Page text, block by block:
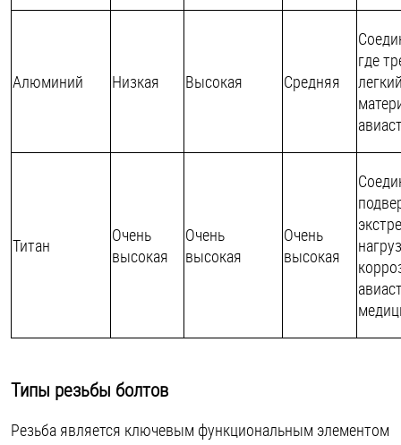
Алюминий Низкая Высокая Средняя
где
Титан
Очень
высокая
Очень
высокая
Очень
высокая
Типы резьбы болтов
Резьба является ключевым функциональным элементом